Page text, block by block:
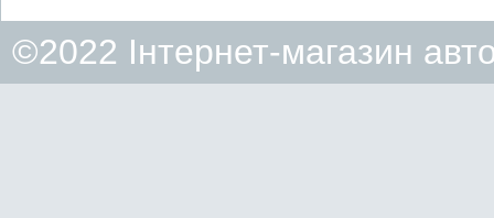
©2022 Інтернет-магазин